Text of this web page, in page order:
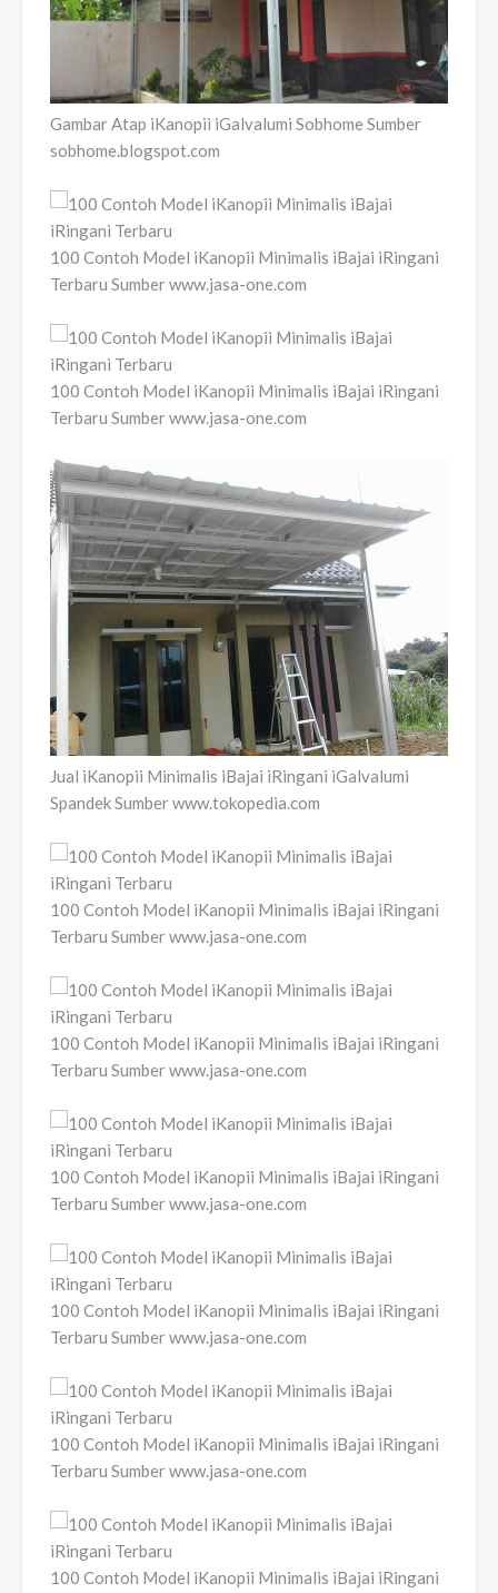
Gambar Atap iKanopii iGalvalumi Sobhome Sumber
sobhome.blogspot.com
100 Contoh Model iKanopii Minimalis iBajai iRingani
Terbaru Sumber www.jasa-one.com
100 Contoh Model iKanopii Minimalis iBajai iRingani
Terbaru Sumber www.jasa-one.com
Jual iKanopii Minimalis iBajai iRingani iGalvalumi
Spandek Sumber www.tokopedia.com
100 Contoh Model iKanopii Minimalis iBajai iRingani
Terbaru Sumber www.jasa-one.com
100 Contoh Model iKanopii Minimalis iBajai iRingani
Terbaru Sumber www.jasa-one.com
100 Contoh Model iKanopii Minimalis iBajai iRingani
Terbaru Sumber www.jasa-one.com
100 Contoh Model iKanopii Minimalis iBajai iRingani
Terbaru Sumber www.jasa-one.com
100 Contoh Model iKanopii Minimalis iBajai iRingani
Terbaru Sumber www.jasa-one.com
100 Contoh Model iKanopii Minimalis iBajai iRingani